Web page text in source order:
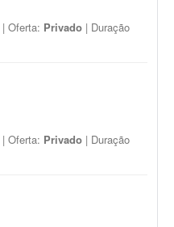
| Oferta: Privado | Duração
| Oferta: Privado | Duração